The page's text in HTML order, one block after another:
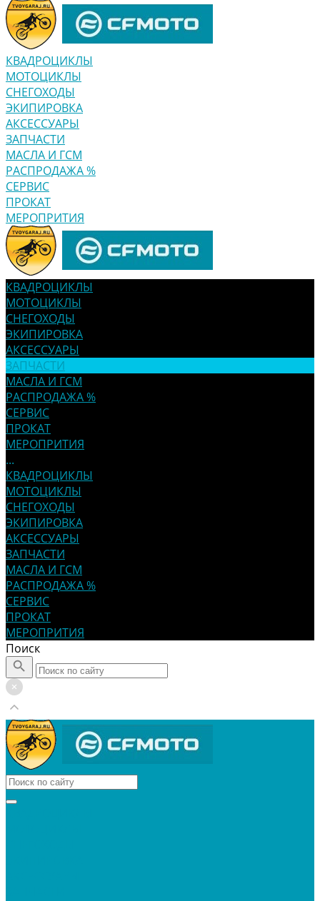
КВАДРОЦИКЛЫ
МОТОЦИКЛЫ
СНЕГОХОДЫ
ЭКИПИРОВКА
АКСЕССУАРЫ
ЗАПЧАСТИ
МАСЛА И ГСМ
РАСПРОДАЖА %
СЕРВИС
ПРОКАТ
МЕРОПРИТИЯ
КВАДРОЦИКЛЫ
МОТОЦИКЛЫ
СНЕГОХОДЫ
ЭКИПИРОВКА
АКСЕССУАРЫ
ЗАПЧАСТИ
МАСЛА И ГСМ
РАСПРОДАЖА %
СЕРВИС
ПРОКАТ
МЕРОПРИТИЯ
...
КВАДРОЦИКЛЫ
МОТОЦИКЛЫ
СНЕГОХОДЫ
ЭКИПИРОВКА
АКСЕССУАРЫ
ЗАПЧАСТИ
МАСЛА И ГСМ
РАСПРОДАЖА %
СЕРВИС
ПРОКАТ
МЕРОПРИТИЯ
Поиск